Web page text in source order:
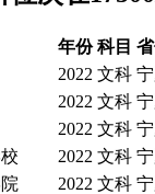
年份 科目
2022 文科
2022 文科
2022 文科
2022 文科
2022 文科